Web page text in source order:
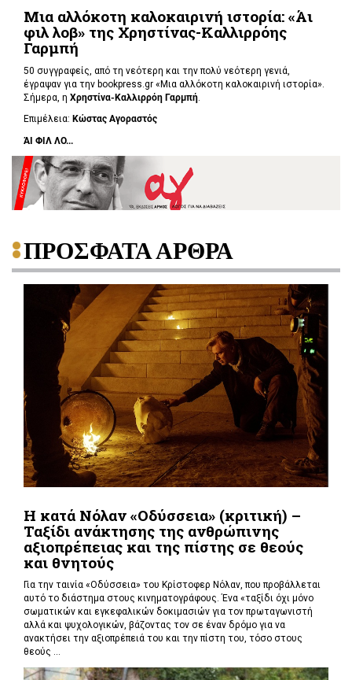
Μια αλλόκοτη καλοκαιρινή ιστορία: «Άι
φιλ λοβ» της Χρηστίνας-Καλλιρρόης
Γαρμπή
50 συγγραφείς, από τη νεότερη και την πολύ νεότερη γενιά,
έγραψαν για την bookpress.gr «Μια αλλόκοτη καλοκαιρινή ιστορία».
Σήμερα, η Χρηστίνα-Καλλιρρόη Γαρμπή
Επιμέλεια: Κώστας Αγοραστός
ΆΙ ΦΙΛ ΛΟ...
ΠΡΟΣΦΑΤΑ ΑΡΘΡΑ
Η κατά Νόλαν «Οδύσσεια» (κριτική) –
Ταξίδι ανάκτησης της ανθρώπινης
αξιοπρέπειας και της πίστης σε θεούς
και θνητούς
Για την ταινία «Οδύσσεια» του Κρίστοφερ Νόλαν,που προβάλλεται
αυτό το διάστημα στους κινηματογράφους. Ένα «ταξίδι όχι μόνο
σωματικών και εγκεφαλικών δοκιμασιών για τον πρωταγωνιστή
αλλά και ψυχολογικών, βάζοντας τον σε έναν δρόμο για να
ανακτήσει την αξιοπρέπειά του και την πίστη του, τόσο στους
θεούς ...